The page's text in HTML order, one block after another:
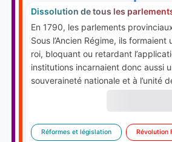
Dissolution de tous les
En 1790, les parlements
Sous l’Ancien Régime, ils
roi, bloquant ou retardant
institutions incarnaient donc aussi
souveraineté nationale et à l’unité
Réformes et législation Révolution